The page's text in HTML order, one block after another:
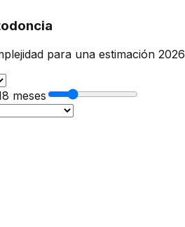
para una estimación 2026
meses